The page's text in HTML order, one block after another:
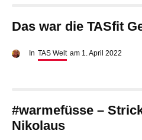
Das war die TASfit
In TAS Welt am 1. April 2022
#warmefüsse –
Nikolaus